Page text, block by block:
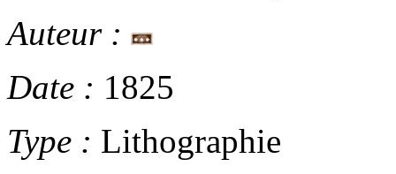
Auteur :
Date : 1825
Type : Lithographie